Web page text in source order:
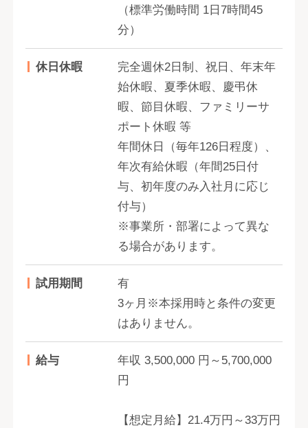
（標準労働時間 1日7時間45
分）
休日休暇
完全週休2日制、祝日、年末年
始休暇、夏季休暇、慶弔休
暇、節目休暇、ファミリーサ
ポート休暇 等
年間休日（毎年126日程度）、
年次有給休暇（年間25日付
与、初年度のみ入社月に応じ
付与）
※事業所・部署によって異な
る場合があります。
試用期間
有
3ヶ月※本採用時と条件の変更
はありません。
給与
年収 3,500,000 円～5,700,000
円
【想定月給】21.4万円～33万円